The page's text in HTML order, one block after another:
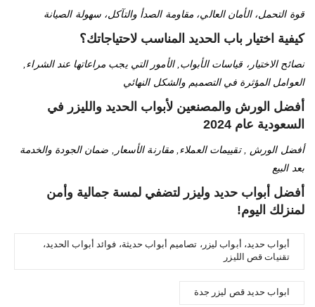
قوة التحمل، الأمان العالي، مقاومة الصدأ والتآكل، سهولة الصيانة
كيفية اختيار باب الحديد المناسب لاحتياجاتك؟
نصائح الاختيار، قياسات الأبواب, الأمور التي يجب مراعاتها عند الشراء,
العوامل المؤثرة في التصميم والشكل النهائي
أفضل الورش والمصنعين لأبواب الحديد والليزر في
السعودية عام 2024
أفضل الورش , تقييمات العملاء, مقارنة الأسعار, ضمان الجودة والخدمة
بعد البيع
أفضل أبواب حديد وليزر لتضفي لمسة جمالية وأمن
لمنزلك اليوم!
أبواب حديد، أبواب ليزر، تصاميم أبواب حديثة، فوائد أبواب الحديد،
تقنيات قص الليزر
ابواب حديد قص ليزر جدة